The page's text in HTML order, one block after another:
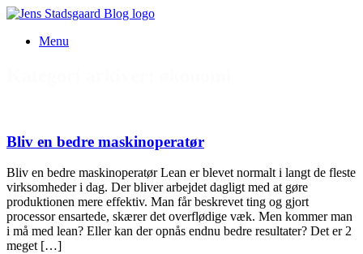
Gå
indholdMenu
Bliv en bedre maskinoperatør
Bliv en bedre maskinoperatør Lean er blevet normalt i langt de fleste
virksomheder i dag. Der bliver arbejdet dagligt med at gøre
produktionen mere effektiv. Man får beskrevet ting og gjort
processor ensartede, skærer det overflødige væk. Men kommer man
i må med lean? Eller kan der opnås endnu bedre resultater? Det er 2
meget […]